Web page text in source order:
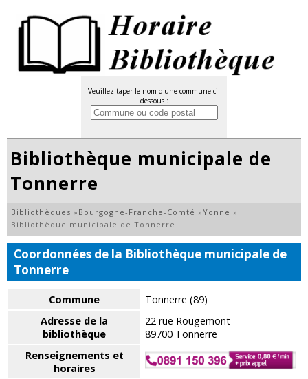
Veuillez taper le nom d'une commune ci-
dessous :
Bibliothèque municipale de
Tonnerre
Bibliothèques » Bourgogne-Franche-Comté »Yonne »
Bibliothèque municipale de Tonnerre
Coordonnées de la Bibliothèque municipale de
Tonnerre
Commune
Tonnerre (89)
Adresse de la
bibliothèque
22 rue Rougemont
89700 Tonnerre
Renseignements et
horaires